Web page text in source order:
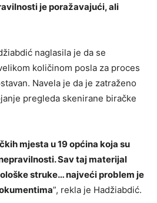
je poražavajući, ali
naglasila je da se
količinom posla za proces
Navela je da je zatraženo
pregleda skenirane biračke
mjesta u 19 općina koja su
Sav taj materijal
struke… najveći problem je
”, rekla je Hadžiabdić.